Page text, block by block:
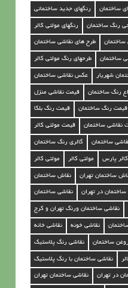
رنگهای جدید ساختمانی ساختمان
رنگهای مولتی کالر رنگ ساختمان
طرح های نقاشی ساختمان ساختمان
طرحهای رنگ مولتی کالر ساختمان
عکس نقاشی ساختمان شهریار
قيمت نقاشي منزل رنگ ساختمان
قیمت رنگ بلکا قیمت رنگ ساختمان
قیمت مولتی کالر نقاشی ساختمان
گالری رنگ ساختمان ساختمان
مولتي كالر مولتی کالر پارس
نقاش ساختمان ساختمان تهران
نقاشي ساختمان در تهران
نقاشي ساختمان ورنگ تهران و کرج
نقاشی خانه نقاشی خونه
نقاشی رنگ پلاستیک ساختمان
نقاشی ساختمان با رنگ پلاستیک
نقاشی ساختمان تهران در تهران